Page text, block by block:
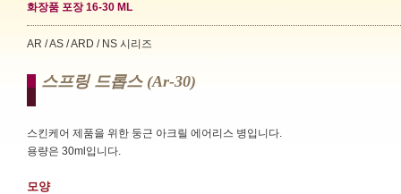
화장품 포장 16-30 ML
AR / AS / ARD / NS 시리즈
스프링 드롭스 (ar-30)
스킨케어 제품을 위한 둥근 아크릴 에어리스 병입니다.
용량은 30ml입니다.
모양